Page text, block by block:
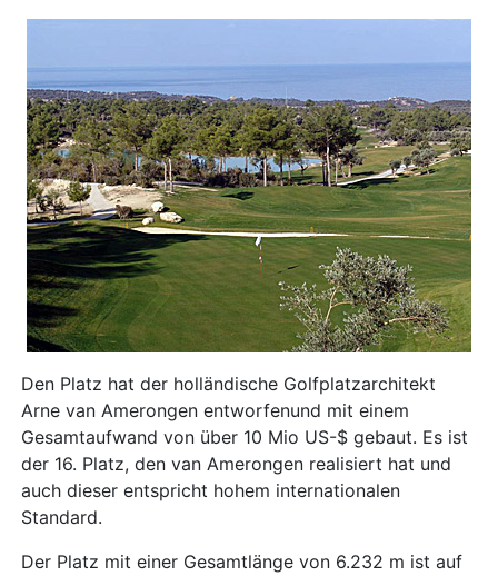
Den Platz hat der holländische Golfplatzarchitekt
Arne van Amerongen entworfenund mit einem
Gesamtaufwand von über 10 Mio US-$ gebaut. Es ist
der 16. Platz, den van Amerongen realisiert hat und
auch dieser entspricht hohem internationalen
Standard.
Der Platz mit einer Gesamtlänge von 6.232 m ist auf